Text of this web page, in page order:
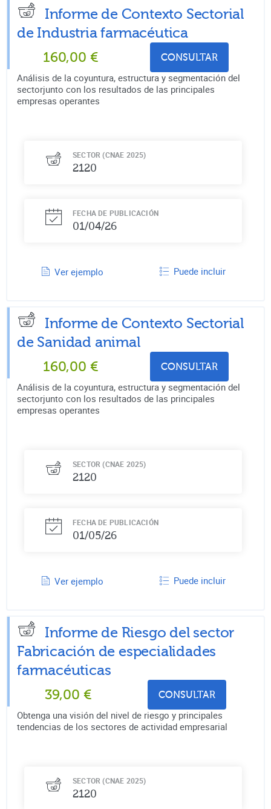
Informe de Contexto Sectorial
de Industria farmacéutica
160,00 € CONSULTAR
Análisis de la coyuntura, estructura y segmentación del
sectorjunto con los resultados de las principales
empresas operantes
SECTOR (CNAE 2025)
2120
FECHA DE PUBLICACIÓN
01/04/26
Ver ejemplo Puede incluir
Informe de Contexto Sectorial
de Sanidad animal
160,00 € CONSULTAR
Análisis de la coyuntura, estructura y segmentación del
sectorjunto con los resultados de las principales
empresas operantes
SECTOR (CNAE 2025)
2120
FECHA DE PUBLICACIÓN
01/05/26
Ver ejemplo Puede incluir
Informe de Riesgo del sector
Fabricación de especialidades
farmacéuticas
39,00 € CONSULTAR
Obtenga una visión del nivel de riesgo y principales
tendencias de los sectores de actividad empresarial
SECTOR (CNAE 2025)
2120